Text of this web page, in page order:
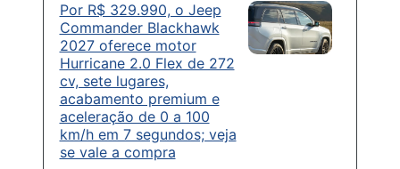
Por R$ 329.990, o Jeep
Commander Blackhawk
2027 oferece motor
Hurricane 2.0 Flex de 272
cv, sete lugares,
acabamento premium e
aceleração de 0 a 100
km/h em 7 segundos; veja
se vale a compra